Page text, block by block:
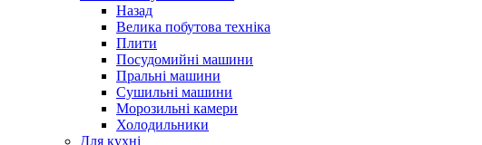
Назад
Велика побутова техніка
Плити
Посудомийні машини
Пральні машини
Сушильні машини
Морозильні камери
Холодильники
Для кухні